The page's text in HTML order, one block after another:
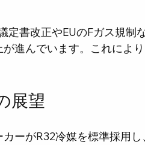
進んでいます。これによ
展望
ーがR32冷媒を標準採用